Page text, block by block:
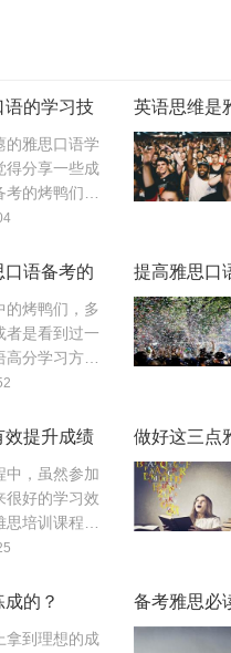
语的学习技
的雅思口语学
得分享一些成
的烤鸭们起
可以从中汲
定会有很大
方法的总结。
英语思维是
语备考的
的烤鸭们，多
者是看到过一
高分学习方
一些经不起
烤鸭的备考
略有哪些呢？
提高雅思口
效提升成绩
中，虽然参加
很好的学习效
培训课程之
学习方法也
法呢？我们
做好这三点
的？
拿到理想的成
备考雅思必